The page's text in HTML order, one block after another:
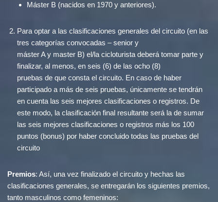
Máster B (nacidos en 1970 y anteriores).
Para optar a las clasificaciones generales del circuito (en las
tres categorías convocadas – senior y
máster A y master B) el/la cicloturista deberá tomar parte y
finalizar, al menos, en seis (6) de las ocho (8)
pruebas de que consta el circuito. En caso de haber
participado a más de seis pruebas, únicamente se tendrán
en cuenta las seis mejores clasificaciones o registros. De
este modo, la clasificación final resultante será la de sumar
las seis mejores clasificaciones o registros más los 100
puntos (bonus) por haber concluido todas las pruebas del
circuito
Premios: Así, una vez finalizado el circuito y hechas las
clasificaciones generales, se entregarán los siguientes premios,
tanto masculinos como femeninos: